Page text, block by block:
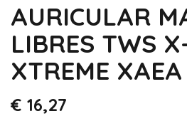
AURICULAR
LIBRES TWS
XTREME
€ 16,27